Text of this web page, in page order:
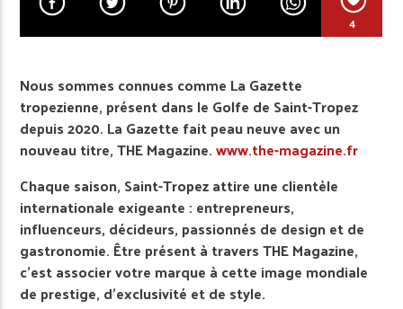
4
Nous sommes connues comme La Gazette
tropezienne, présent dans le Golfe de Saint-Tropez
depuis 2020. La Gazette fait peau neuve avec un
nouveau titre, THE Magazine.www.the-magazine.fr
Chaque saison, Saint-Tropez attire une clientèle
internationale exigeante : entrepreneurs,
influenceurs, décideurs, passionnés de design et de
gastronomie. Être présent à travers THE Magazine,
c’est associer votre marque à cette image mondiale
de prestige, d’exclusivité et de style.